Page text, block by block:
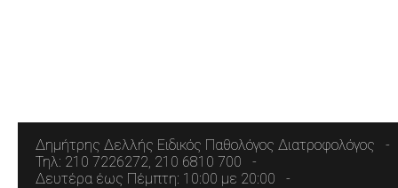
Δημήτρης Δελλής Ειδικός Παθολόγος Διατροφολόγος
Τηλ: 210 7226272, 210 6810 700
Δευτέρα έως Πέμπτη: 10:00 με 20:00